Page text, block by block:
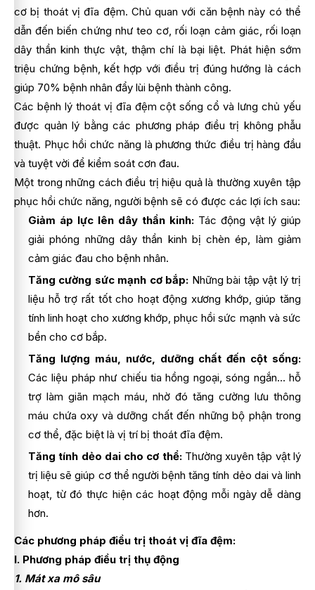
cơ bị thoát vị đĩa đệm. Chủ quan với căn bệnh này có thể
dẫn đến biến chứng như teo cơ, rối loạn cảm giác, rối loạn
dây thần kinh thực vật, thậm chí là bại liệt. Phát hiện sớm
triệu chứng bệnh, kết hợp với điều trị đúng hướng là cách
giúp 70% bệnh nhân đẩy lùi bệnh thành công.
Các bệnh lý thoát vị đĩa đệm cột sống cổ và lưng chủ yếu
được quản lý bằng các phương pháp điều trị không phẫu
thuật. Phục hồi chức năng là phương thức điều trị hàng đầu
và tuyệt vời để kiểm soát cơn đau.
Một trong những cách điều trị hiệu quả là thường xuyên tập
phục hồi chức năng, người bệnh sẽ có được các lợi ích sau:
Giảm áp lực lên dây thần kinh: Tác động vật lý giúp
giải phóng những dây thần kinh bị chèn ép, làm giảm
cảm giác đau cho bệnh nhân.
Tăng cường sức mạnh cơ bắp: Những bài tập vật lý trị
liệu hỗ trợ rất tốt cho hoạt động xương khớp, giúp tăng
tính linh hoạt cho xương khớp, phục hồi sức mạnh và sức
bền cho cơ bắp.
Tăng lượng máu, nước, dưỡng chất đến cột sống:
Các liệu pháp như chiếu tia hồng ngoại, sóng ngắn… hỗ
trợ làm giãn mạch máu, nhờ đó tăng cường lưu thông
máu chứa oxy và dưỡng chất đến những bộ phận trong
cơ thể, đặc biệt là vị trí bị thoát đĩa đệm.
Tăng tính dẻo dai cho cơ thể:Thường xuyên tập vật lý
trị liệu sẽ giúp cơ thể người bệnh tăng tính dẻo dai và linh
hoạt, từ đó thực hiện các hoạt động mỗi ngày dễ dàng
hơn.
Các phương pháp điều trị thoát vị đĩa đệm:
I. Phương pháp điều trị thụ động
1. Mát xa mô sâu